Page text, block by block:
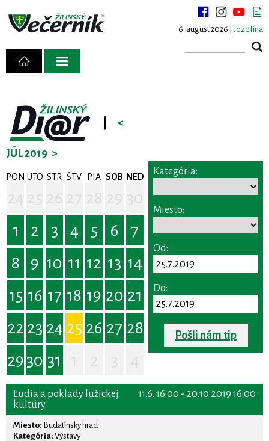
6. august 2026 | Jozefína
<
JÚL 2019 >
PON UTO STR ŠTV PIA SOB NED
1
2 3 4 5 6
7
8
9 10 11 12 13 14
15 16 17 18 19 20 21
22 23 24 25 26 27 28
29 30 31
Kategória:
Miesto:
Od:
Do:
Pošli nám tip
11.6. 16:00 - 20.10.2019 16:00
Ľudia a poklady lužickej
kultúry
Miesto: Budatínsky hrad
Kategória: Výstavy